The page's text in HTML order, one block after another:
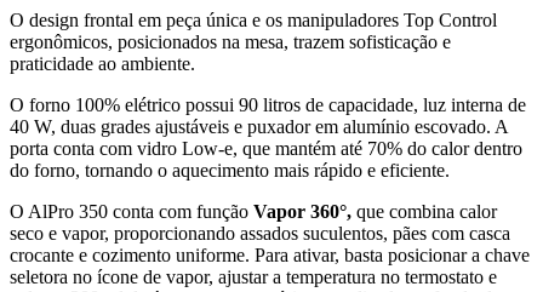
O design frontal em peça única e os manipuladores Top Control
ergonômicos, posicionados na mesa, trazem sofisticação e
praticidade ao ambiente.
O forno 100% elétrico possui 90 litros de capacidade, luz interna de
40 W, duas grades ajustáveis e puxador em alumínio escovado. A
porta conta com vidro Low-e, que mantém até 70% do calor dentro
do forno, tornando o aquecimento mais rápido e eficiente.
O AlPro 350 conta com função Vapor 360°, que combina calor
seco e vapor, proporcionando assados suculentos, pães com casca
crocante e cozimento uniforme. Para ativar, basta posicionar a chave
seletora no ícone de vapor, ajustar a temperatura no termostato e